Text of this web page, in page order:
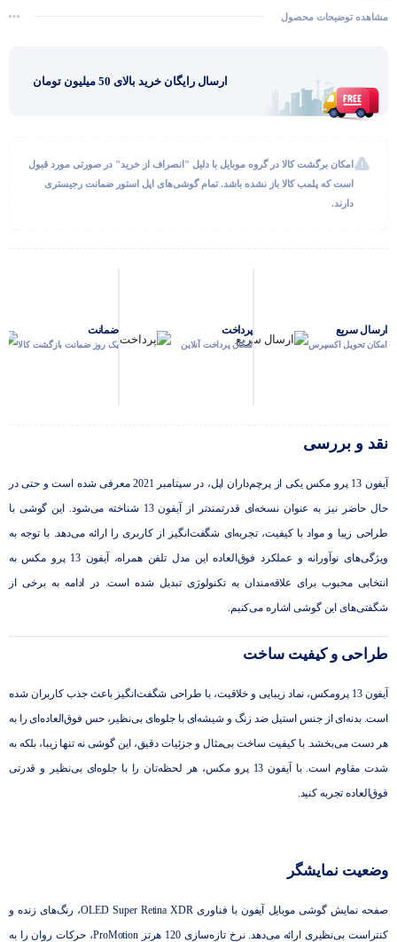
امکان اتصال به سیستم عامل‌های مک و ویندوز ۷ به بعد با آیتیونز 2.10.10 به بالا
مشاهده توضیحات محصول
ارسال رایگان خرید بالای 50 میلیون تومان
امکان برگشت کالا در گروه موبایل با دلیل "انصراف از خرید" در صورتی مورد قبول
است که پلمب کالا باز نشده باشد. تمام گوشی‌های اپل استور ضمانت رجیستری
دارند.
ارسال سریع
امکان تحویل اکسپرس
پرداخت
امکان پرداخت آنلاین
ضمانت
یک روز ضمانت بازگشت کالا
نقد و بررسی
آیفون 13 پرو مکس یکی از پرچم‌داران اپل، در سپتامبر 2021 معرفی شده است و حتی در
حال حاضر نیز به عنوان نسخه‌ای قدرتمندتر از آیفون 13 شناخته می‌شود. این گوشی با
طراحی زیبا و مواد با کیفیت، تجربه‌ای شگفت‌انگیز از کاربری را ارائه می‌دهد. با توجه به
ویژگی‌های نوآورانه و عملکرد فوق‌العاده‌ این مدل تلفن همراه، آیفون 13 پرو مکس به
انتخابی محبوب برای علاقه‌مندان به تکنولوژی تبدیل شده است. در ادامه به برخی از
شگفتی‌های این گوشی اشاره می‌کنیم.
طراحی و کیفیت ساخت
آیفون 13 پرومکس، نماد زیبایی و خلاقیت، با طراحی شگفت‌انگیز باعث جذب کاربران شده
است. بدنه‌ای از جنس استیل ضد زنگ و شیشه‌ای با جلوه‌ای بی‌نظیر، حس فوق‌العاده‌ای را به
هر دست می‌بخشد. با کیفیت ساخت بی‌مثال و جزئیات دقیق، این گوشی نه تنها زیبا، بلکه به
شدت مقاوم است. با آیفون 13 پرو مکس، هر لحظه‌تان را با جلوه‌ای بی‌نظیر و قدرتی
فوق‌العاده تجربه کنید.
وضعیت نمایشگر
صفحه نمایش گوشی موبایل آیفون با فناوری OLED Super Retina XDR، رنگ‌های زنده و
کنتراست بی‌نظیری ارائه می‌دهد. نرخ تازه‌سازی 120 هرتز ProMotion، حرکات روان را به
در حال اتصال...